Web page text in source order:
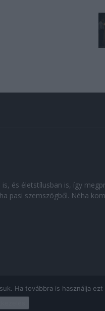
és életstílusban is, így
pasi szemszögből. Néha
Ha továbbra is használja